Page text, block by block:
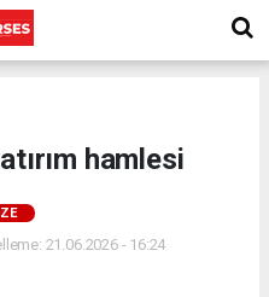
hamlesi
21.06.2026 - 16:24